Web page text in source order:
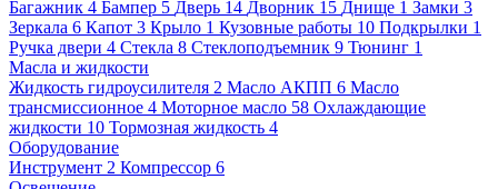
Багажник 4 Бампер 5 Дверь 14 Дворник 15 Днище 1 Замки 3
Зеркала 6 Капот 3 Крыло 1 Кузовные работы 10 Подкрылки 1
Ручка двери 4 Стекла 8 Стеклоподъемник 9 Тюнинг 1
Масла и жидкости
Жидкость гидроусилителя 2 Масло АКПП 6 Масло
трансмиссионное 4 Моторное масло 58 Охлаждающие
жидкости 10 Тормозная жидкость 4
Оборудование
Инструмент 2 Компрессор 6